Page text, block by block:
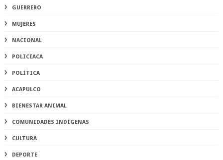
GUERRERO
MUJERES
NACIONAL
POLICIACA
POLÍTICA
ACAPULCO
BIENESTAR ANIMAL
COMUNIDADES INDÍGENAS
CULTURA
DEPORTE